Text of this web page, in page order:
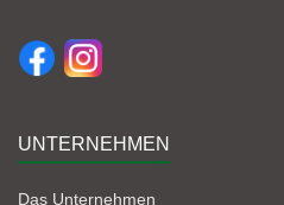
UNTERNEHMEN
Das Unternehmen